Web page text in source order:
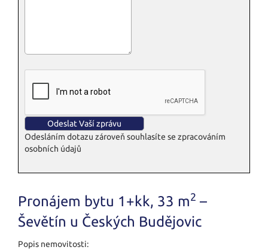
Odesláním dotazu zároveň souhlasíte se zpracováním
osobních údajů
Pronájem bytu 1+kk, 33 m2 –
Ševětín u Českých Budějovic
Popis nemovitosti: